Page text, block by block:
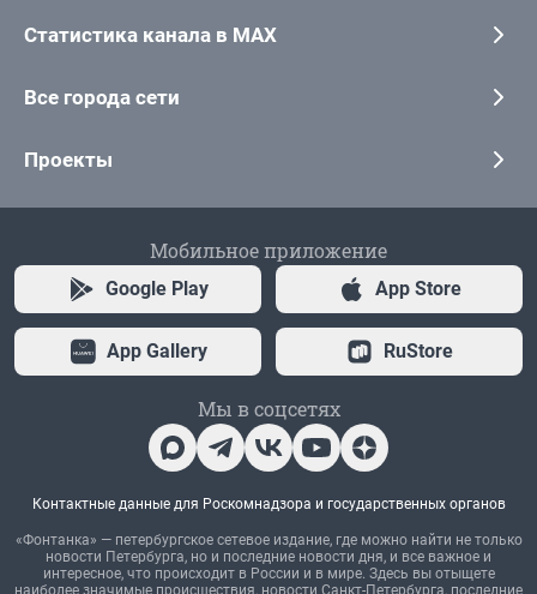
Статистика канала в MAX
Все города сети
Проекты
Мобильное приложение
Google Play App Store
App Gallery RuStore
Мы в соцсетях
Контактные данные для Роскомнадзора и государственных органов
«Фонтанка» — петербургское сетевое издание, где можно найти не только
новости Петербурга, но и последние новости дня, и все важное и
интересное, что происходит в России и в мире. Здесь вы отыщете
наиболее значимые происшествия, новости Санкт-Петербурга, последние